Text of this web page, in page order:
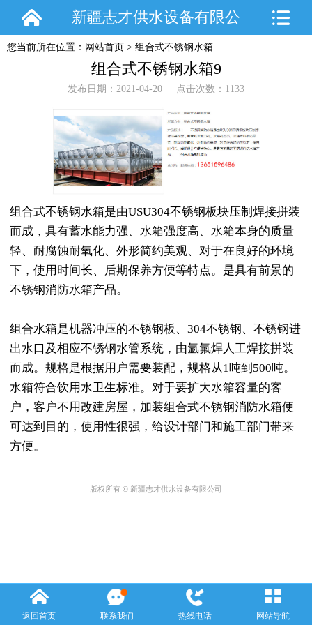
新疆志才供水设备有限公
司
您当前所在位置： 网站首页 > 组合式不锈钢水箱
组合式不锈钢水箱9
发布日期：2021-04-20 点击次数：1133
组合式不锈钢水箱是由USU304不锈钢板块压制焊接拼装
而成，具有蓄水能力强、水箱强度高、水箱本身的质量
轻、耐腐蚀耐氧化、外形简约美观、对于在良好的环境
下，使用时间长、后期保养方便等特点。是具有前景的
不锈钢消防水箱产品。
组合水箱是机器冲压的不锈钢板、304不锈钢、不锈钢进
出水口及相应不锈钢水管系统，由氩氟焊人工焊接拼装
而成。规格是根据用户需要装配，规格从1吨到500吨。
水箱符合饮用水卫生标准。对于要扩大水箱容量的客
户，客户不用改建房屋，加装组合式不锈钢消防水箱便
可达到目的，使用性很强，给设计部门和施工部门带来
方便。
版权所有 © 新疆志才供水设备有限公司
返回首页 联系我们 热线电话 网站导航